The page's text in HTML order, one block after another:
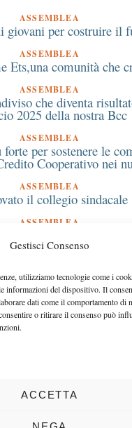
Gestisci Consenso
utilizziamo tecnologie come i
informazioni del dispositivo. Il
dati come il comportamento di
o ritirare il consenso può
ACCETTA
ASSEMBLEA
giovani per costruire il
ASSEMBLEA
Ets,una comunità che
ASSEMBLEA
che diventa
2025 della nostra Bcc
ASSEMBLEA
per sostenere le
Cooperativo nei
ASSEMBLEA
il collegio sindacale
ASSEMBLEA
all’unanimità e 2
destinati al territorio
DIRETTORE
restando riconoscibili
PRESIDENTE
futuro insieme
LA VOCE |PRIVACY